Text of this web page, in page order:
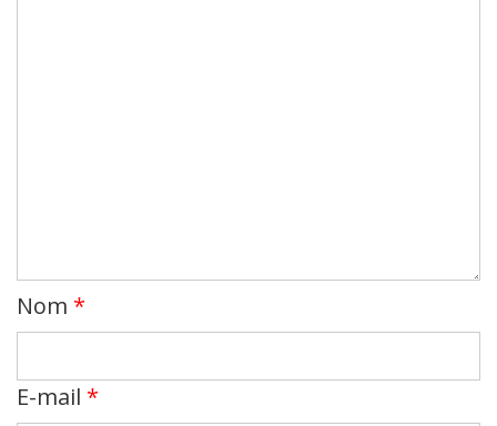
Nom *
E-mail *